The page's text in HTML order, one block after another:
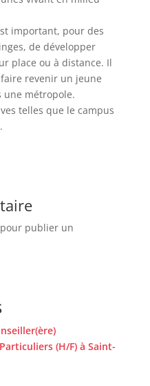
important, pour des
de développer
place ou à distance. Il
revenir un jeune
une métropole.
telles que le campus
publier un
(H/F) à Saint-